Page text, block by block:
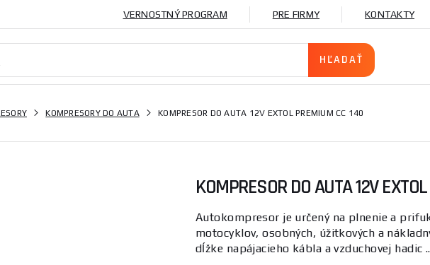
VERNOSTNÝ PROGRAM PRE FIRMY KONTAKTY
KOMPRESORY DO AUTA KOMPRESOR DO AUTA 12V EXTOL PREMIUM CC 140
KOMPRESOR DO AUTA 12V
Autokompresor je určený na plnenie a
motocyklov, osobných, úžitkových a
dĺžke napájacieho kábla a vzduchovej hadic